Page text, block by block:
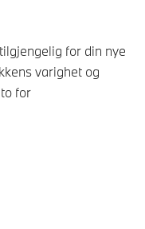
for din nye
varighet og
for